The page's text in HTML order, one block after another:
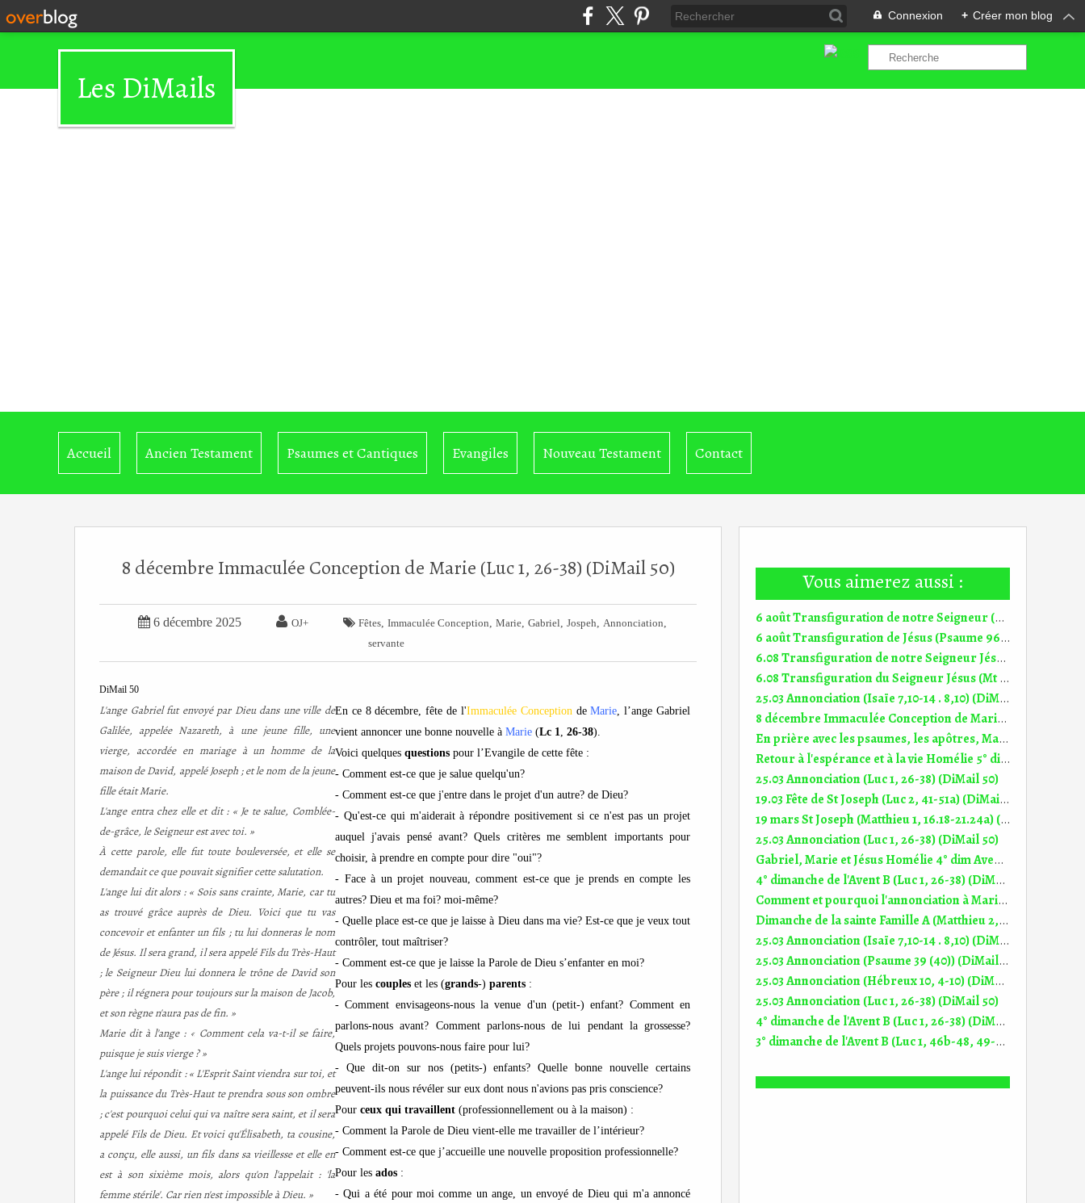
Connexion + Créer mon blog
Les DiMails
Accueil Ancien Testament Psaumes et Cantiques Evangiles Nouveau Testament Contact
Vous aimerez aussi :
6 août Transfiguration de notre Seigneur (Daniel 7, 9-10.13-14) (DiMail 647)
6 août Transfiguration de Jésus (Psaume 96 (97)) (DiMail 646)
6.08 Transfiguration de notre Seigneur Jésus (2 Pierre 1, 16-19) (DiMail 645)
6.08 Transfiguration du Seigneur Jésus (Mt 17, 1-9) (DiMail 644)
25.03 Annonciation (Isaïe 7,10-14 . 8,10) (DiMail 305)
8 décembre Immaculée Conception de Marie (Psaume 97 (98)) (DiMail 559)
En prière avec les psaumes, les apôtres, Marie, Jésus Homélie 7° dim TP A (17.05.2026)
Retour à l'espérance et à la vie Homélie 5° dim Carême A (22.03.2026)
25.03 Annonciation (Luc 1, 26-38) (DiMail 50)
19.03 Fête de St Joseph (Luc 2, 41-51a) (DiMail 439)
19 mars St Joseph (Matthieu 1, 16.18-21.24a) (DiMail 641)
25.03 Annonciation (Luc 1, 26-38) (DiMail 50)
Gabriel, Marie et Jésus Homélie 4° dim Avent B (24.12.2023)
4° dimanche de l'Avent B (Luc 1, 26-38) (DiMail 50)
Comment et pourquoi l'annonciation à Marie Homélie 4° dim Avent B (20.12.2020)
Dimanche de la sainte Famille A (Matthieu 2, 13-15.19-23) (DiMail 307)
25.03 Annonciation (Isaïe 7,10-14 . 8,10) (DiMail 305)
25.03 Annonciation (Psaume 39 (40)) (DiMail 519)
25.03 Annonciation (Hébreux 10, 4-10) (DiMail 435)
25.03 Annonciation (Luc 1, 26-38) (DiMail 50)
4° dimanche de l'Avent B (Luc 1, 26-38) (DiMail 50)
3° dimanche de l'Avent B (Luc 1, 46b-48, 49-50, 53-54) (DiMail 560)
8 décembre Immaculée Conception de Marie (Luc 1, 26-38) (DiMail 50)
 6 décembre 2025  OJ+  Fêtes, Immaculée Conception Marie, Gabriel Jospeh Annonciation
servante
DiMail 50
L'ange Gabriel fut envoyé par Dieu dans une ville de
Galilée, appelée Nazareth, à une jeune fille, une
vierge, accordée en mariage à un homme de la
maison de David, appelé Joseph ; et le nom de la jeune
fille était Marie.
L'ange entra chez elle et dit : « Je te salue, Comblée-
de-grâce, le Seigneur est avec toi. »
À cette parole, elle fut toute bouleversée, et elle se
demandait ce que pouvait signifier cette salutation.
L'ange lui dit alors : « Sois sans crainte, Marie, car tu
as trouvé grâce auprès de Dieu. Voici que tu vas
concevoir et enfanter un fils ; tu lui donneras le nom
de Jésus. Il sera grand, il sera appelé Fils du Très-Haut
; le Seigneur Dieu lui donnera le trône de David son
père ; il régnera pour toujours sur la maison de Jacob,
et son règne n'aura pas de fin. »
Marie dit à l'ange : « Comment cela va-t-il se faire,
puisque je suis vierge ? »
L'ange lui répondit : « L'Esprit Saint viendra sur toi, et
la puissance du Très-Haut te prendra sous son ombre
; c'est pourquoi celui qui va naître sera saint, et il sera
appelé Fils de Dieu. Et voici qu'Élisabeth, ta cousine,
a conçu, elle aussi, un fils dans sa vieillesse et elle en
est à son sixième mois, alors qu'on l'appelait : 'la
femme stérile'. Car rien n'est impossible à Dieu. »
En ce 8 décembre, fête de l'Immaculée Conception de Marie, l’ange Gabriel
vient annoncer une bonne nouvelle à Marie (Lc 1, 26-38).
Voici quelques questions pour l’Evangile de cette fête :
- Comment est-ce que je salue quelqu'un?
- Comment est-ce que j'entre dans le projet d'un autre? de Dieu?
- Qu'est-ce qui m'aiderait à répondre positivement si ce n'est pas un projet
auquel j'avais pensé avant? Quels critères me semblent importants pour
choisir, à prendre en compte pour dire "oui"?
- Face à un projet nouveau, comment est-ce que je prends en compte les
autres? Dieu et ma foi? moi-même?
- Quelle place est-ce que je laisse à Dieu dans ma vie? Est-ce que je veux tout
contrôler, tout maîtriser?
- Comment est-ce que je laisse la Parole de Dieu s’enfanter en moi?
Pour les couples et les (grands-) parents :
- Comment envisageons-nous la venue d'un (petit-) enfant? Comment en
parlons-nous avant? Comment parlons-nous de lui pendant la grossesse?
Quels projets pouvons-nous faire pour lui?
- Que dit-on sur nos (petits-) enfants? Quelle bonne nouvelle certains
peuvent-ils nous révéler sur eux dont nous n'avions pas pris conscience?
Pour ceux qui travaillent (professionnellement ou à la maison) :
- Comment la Parole de Dieu vient-elle me travailler de l’intérieur?
- Comment est-ce que j’accueille une nouvelle proposition professionnelle?
Pour les ados :
- Qui a été pour moi comme un ange, un envoyé de Dieu qui m'a annoncé